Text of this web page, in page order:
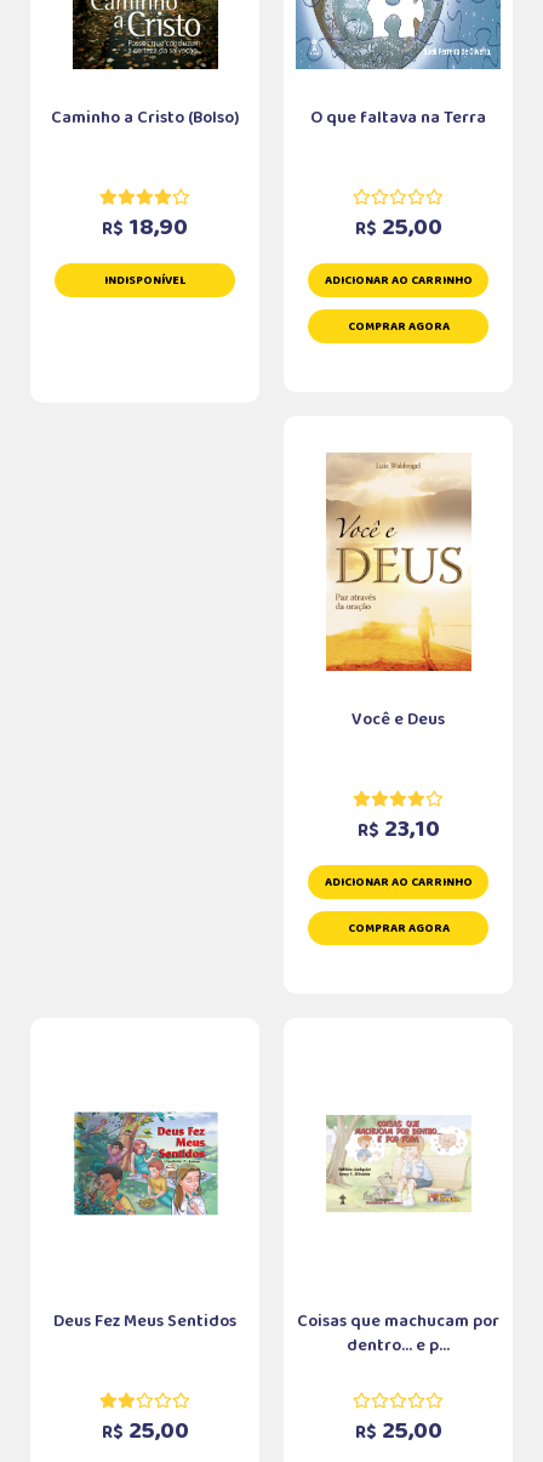
Caminho a Cristo (Bolso)
R$ 18,90
INDISPONÍVEL
O que faltava na Terra
R$ 25,00
ADICIONAR AO CARRINHO
COMPRAR AGORA
Você e Deus
R$ 23,10
ADICIONAR AO CARRINHO
COMPRAR AGORA
Deus Fez Meus Sentidos
R$ 25,00
Coisas que machucam por
dentro... e p...
R$ 25,00